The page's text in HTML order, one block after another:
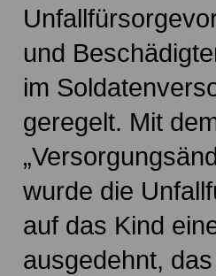
und
im
geregelt. Mit
wurde die
auf das Kind
ausgedehnt,